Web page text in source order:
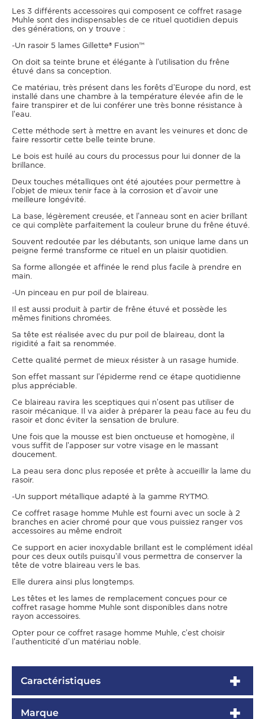
Les 3 différents accessoires qui composent ce coffret rasage
Muhle sont des indispensables de ce rituel quotidien depuis
des générations, on y trouve :
-Un rasoir 5 lames Gillette® Fusion™
On doit sa teinte brune et élégante à l’utilisation du frêne
étuvé dans sa conception.
Ce matériau, très présent dans les forêts d’Europe du nord, est
installé dans une chambre à la température élevée afin de le
faire transpirer et de lui conférer une très bonne résistance à
l’eau.
Cette méthode sert à mettre en avant les veinures et donc de
faire ressortir cette belle teinte brune.
Le bois est huilé au cours du processus pour lui donner de la
brillance.
Deux touches métalliques ont été ajoutées pour permettre à
l’objet de mieux tenir face à la corrosion et d’avoir une
meilleure longévité.
La base, légèrement creusée, et l’anneau sont en acier brillant
ce qui complète parfaitement la couleur brune du frêne étuvé.
Souvent redoutée par les débutants, son unique lame dans un
peigne fermé transforme ce rituel en un plaisir quotidien.
Sa forme allongée et affinée le rend plus facile à prendre en
main.
-Un pinceau en pur poil de blaireau.
Il est aussi produit à partir de frêne étuvé et possède les
mêmes finitions chromées.
Sa tête est réalisée avec du pur poil de blaireau, dont la
rigidité a fait sa renommée.
Cette qualité permet de mieux résister à un rasage humide.
Son effet massant sur l’épiderme rend ce étape quotidienne
plus appréciable.
Ce blaireau ravira les sceptiques qui n’osent pas utiliser de
rasoir mécanique. Il va aider à préparer la peau face au feu du
rasoir et donc éviter la sensation de brulure.
Une fois que la mousse est bien onctueuse et homogène, il
vous suffit de l’apposer sur votre visage en le massant
doucement.
La peau sera donc plus reposée et prête à accueillir la lame du
rasoir.
-Un support métallique adapté à la gamme RYTMO.
Ce coffret rasage homme Muhle est fourni avec un socle à 2
branches en acier chromé pour que vous puissiez ranger vos
accessoires au même endroit
Ce support en acier inoxydable brillant est le complément idéal
pour ces deux outils puisqu’il vous permettra de conserver la
tête de votre blaireau vers le bas.
Elle durera ainsi plus longtemps.
Les têtes et les lames de remplacement conçues pour ce
coffret rasage homme Muhle sont disponibles dans notre
rayon accessoires.
Opter pour ce coffret rasage homme Muhle, c’est choisir
l’authenticité d’un matériau noble.
Caractéristiques
Marque